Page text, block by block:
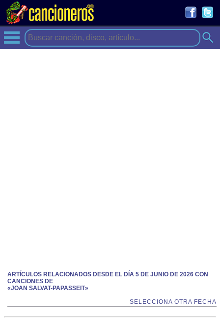
ARTÍCULOS RELACIONADOS DESDE EL DÍA 5 DE JUNIO DE 2026 CON
CANCIONES DE
«JOAN SALVAT-PAPASSEIT»
SELECCIONA OTRA FECHA